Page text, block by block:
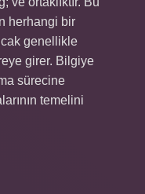
herhangi bir
genellikle
girer. Bilgiye
sürecine
temelini